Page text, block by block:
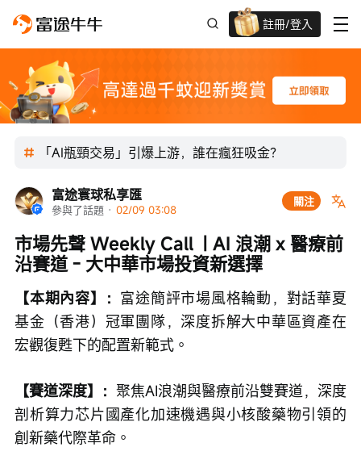
註冊/登入
迎新驚喜賞 股票/BTC等任你揀!
「AI瓶頸交易」引爆上游，誰在瘋狂吸金？
富途寰球私享匯
參與了話題 · 02/09 03:08
關注
市場先聲 Weekly Call  | AI 浪潮 x 醫療前
沿賽道 - 大中華市場投資新選擇
【本期內容】： 富途簡評市場風格輪動，對話華夏
基金（香港）冠軍團隊，深度拆解大中華區資產在
宏觀復甦下的配置新範式。
【賽道深度】： 聚焦AI浪潮與醫療前沿雙賽道，深度
剖析算力芯片國產化加速機遇與小核酸藥物引領的
創新藥代際革命。